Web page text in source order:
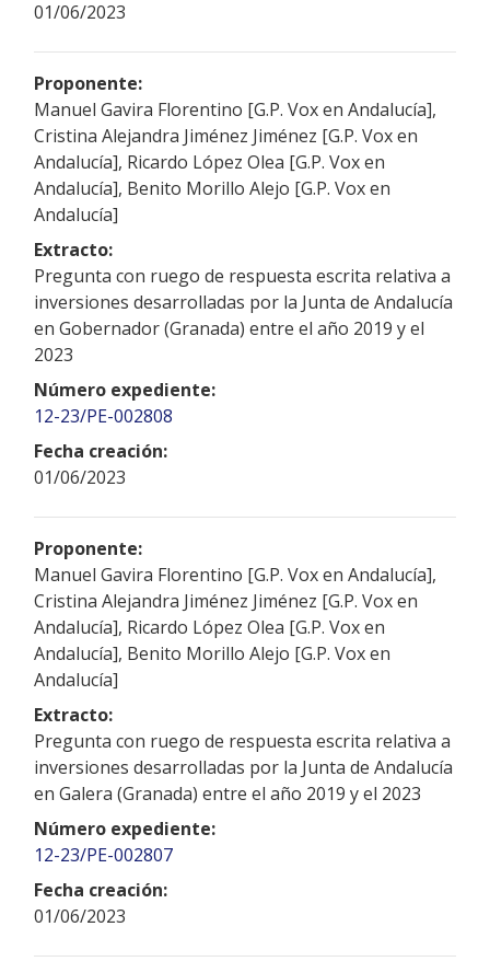
01/06/2023
Proponente:
Manuel Gavira Florentino [G.P. Vox en Andalucía],
Cristina Alejandra Jiménez Jiménez [G.P. Vox en
Andalucía], Ricardo López Olea [G.P. Vox en
Andalucía], Benito Morillo Alejo [G.P. Vox en
Andalucía]
Extracto:
Pregunta con ruego de respuesta escrita relativa a
inversiones desarrolladas por la Junta de Andalucía
en Gobernador (Granada) entre el año 2019 y el
2023
Número expediente:
12-23/PE-002808
Fecha creación:
01/06/2023
Proponente:
Manuel Gavira Florentino [G.P. Vox en Andalucía],
Cristina Alejandra Jiménez Jiménez [G.P. Vox en
Andalucía], Ricardo López Olea [G.P. Vox en
Andalucía], Benito Morillo Alejo [G.P. Vox en
Andalucía]
Extracto:
Pregunta con ruego de respuesta escrita relativa a
inversiones desarrolladas por la Junta de Andalucía
en Galera (Granada) entre el año 2019 y el 2023
Número expediente:
12-23/PE-002807
Fecha creación:
01/06/2023